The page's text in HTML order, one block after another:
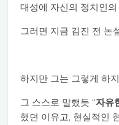
대성에 자신의 정치인
그러면 지금 김진 전 논
하지만 그는 그렇게 하
그 스스로 말했듯 “자유
했던 이유고, 현실적인